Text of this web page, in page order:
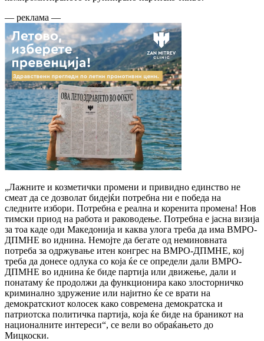
— реклама —
„Лажните и козметички промени и привидно единство не
смеат да се дозволат бидејќи потребна ни е победа на
следните избори. Потребна е реална и коренита промена! Нов
тимски приод на работа и раководење. Потребна е јасна визија
за тоа каде оди Македонија и каква улога треба да има ВМРО-
ДПМНЕ во иднина. Немојте да бегате од неминовната
потреба за одржување итен конгрес на ВМРО-ДПМНЕ, кој
треба да донесе одлука со која ќе се определи дали ВМРО-
ДПМНЕ во иднина ќе биде партија или движење, дали и
понатаму ќе продолжи да функционира како злосторничко
криминално здружение или најитно ќе се врати на
демократскиот колосек како современа демократска и
патриотска политичка партија, која ќе биде на браникот на
националните интереси“, се вели во обраќањето до
Мицкоски.